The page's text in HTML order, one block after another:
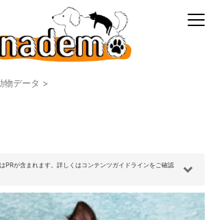
物データ >
PRが含まれます。詳しくはコンテンツガイドラインをご確認